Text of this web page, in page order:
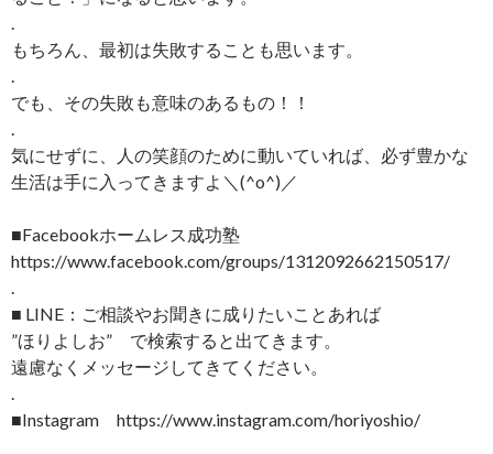
.
もちろん、最初は失敗することも思います。
.
でも、その失敗も意味のあるもの！！
.
気にせずに、人の笑顔のために動いていれば、必ず豊かな
生活は手に入ってきますよ＼(^o^)／
■Facebookホームレス成功塾
https://www.facebook.com/groups/1312092662150517/
.
■ LINE：ご相談やお聞きに成りたいことあれば
”ほりよしお” で検索すると出てきます。
遠慮なくメッセージしてきてください。
.
■Instagram https://www.instagram.com/horiyoshio/